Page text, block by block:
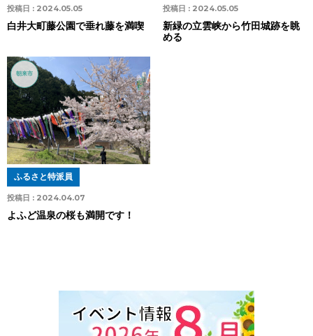
投稿日 : 2024.05.05
白井大町藤公園で垂れ藤を満喫
投稿日 : 2024.05.05
新緑の立雲峡から竹田城跡を眺
める
朝来市
投稿日 : 2024.04.07
ふるさと特派員
よふど温泉の桜も満開です！